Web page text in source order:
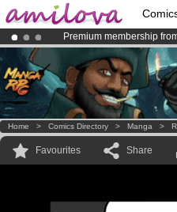
Premium membership
AmilovaKickstarter is
Already 134393 members
Home > Comics Directory > Manga >
Favourites Share